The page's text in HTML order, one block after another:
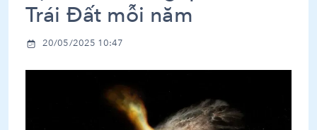
Trái Đất mỗi năm
20/05/2025 10:47